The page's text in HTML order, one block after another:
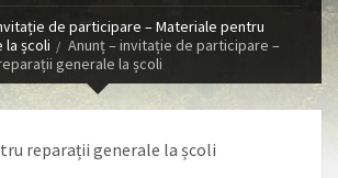
de participare – Materiale pentru
la școli
Anunț – invitație de participare –
generale la școli
reparații generale la școli